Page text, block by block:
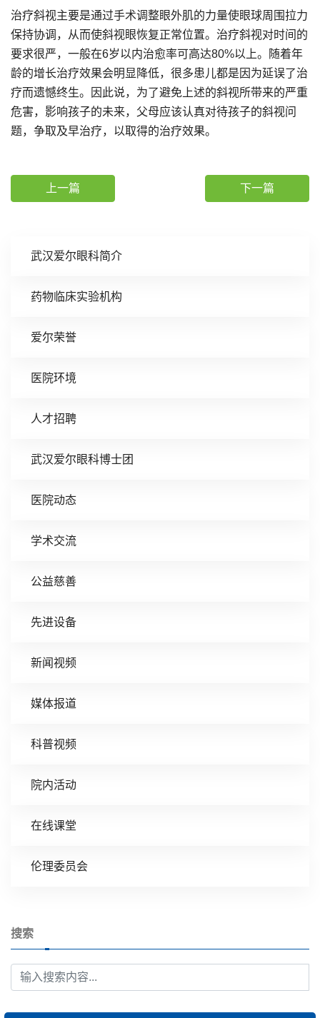
武汉爱尔眼科简介
药物临床实验机构
爱尔荣誉
医院环境
人才招聘
武汉爱尔眼科博士团
医院动态
学术交流
公益慈善
先进设备
新闻视频
媒体报道
科普视频
院内活动
在线课堂
伦理委员会
搜索
治疗斜视主要是通过手术调整眼外肌的力量使眼球周围拉力
保持协调，从而使斜视眼恢复正常位置。治疗斜视对时间的
要求很严，一般在6岁以内治愈率可高达80%以上。随着年
龄的增长治疗效果会明显降低，很多患儿都是因为延误了治
疗而遗憾终生。因此说，为了避免上述的斜视所带来的严重
危害，影响孩子的未来，父母应该认真对待孩子的斜视问
题，争取及早治疗，以取得的治疗效果。
上一篇 下一篇